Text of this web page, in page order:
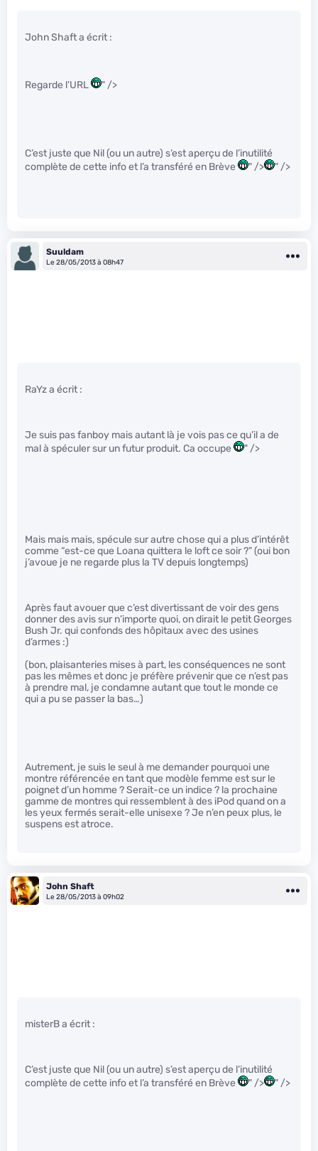
John Shaft a écrit :
Regarde l’URL " />
C’est juste que Nil (ou un autre) s’est aperçu de l’inutilité
complète de cette info et l’a transféré en Brève
" /> " />
Suuldam
Le 28/05/2013 à 08h47
RaYz a écrit :
Je suis pas fanboy mais autant là je vois pas ce qu’il a de
mal à spéculer sur un futur produit. Ca occupe
" />
Mais mais mais, spécule sur autre chose qui a plus d’intérêt
comme “est-ce que Loana quittera le loft ce soir ?” (oui bon
j’avoue je ne regarde plus la TV depuis longtemps)
Après faut avouer que c’est divertissant de voir des gens
donner des avis sur n’importe quoi, on dirait le petit Georges
Bush Jr. qui confonds des hôpitaux avec des usines
d’armes :)
(bon, plaisanteries mises à part, les conséquences ne sont
pas les mêmes et donc je préfère prévenir que ce n’est pas
à prendre mal, je condamne autant que tout le monde ce
qui a pu se passer la bas…)
Autrement, je suis le seul à me demander pourquoi une
montre référencée en tant que modèle femme est sur le
poignet d’un homme ? Serait-ce un indice ? la prochaine
gamme de montres qui ressemblent à des iPod quand on a
les yeux fermés serait-elle unisexe ? Je n’en peux plus, le
suspens est atroce.
John Shaft
Le 28/05/2013 à 09h02
misterB a écrit :
C’est juste que Nil (ou un autre) s’est aperçu de l’inutilité
complète de cette info et l’a transféré en Brève
" /> " />